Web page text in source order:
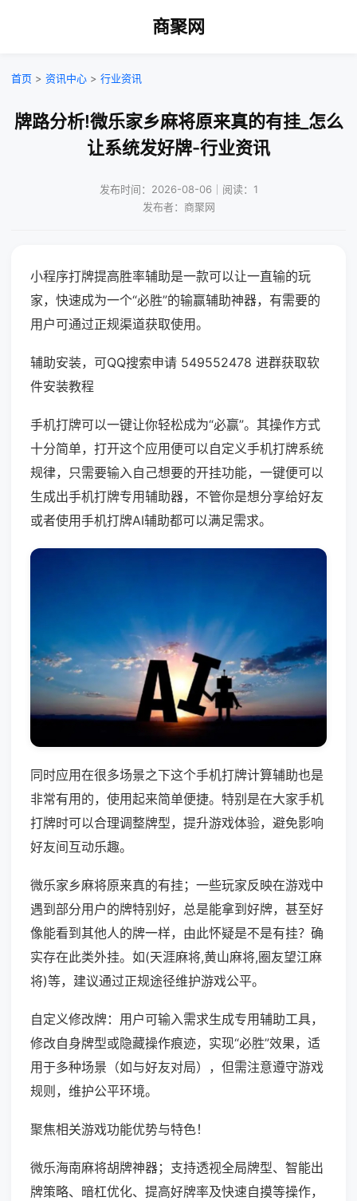
商聚网
首页 > 资讯中心 > 行业资讯
牌路分析!微乐家乡麻将原来真的有挂_怎么
让系统发好牌-行业资讯
发布时间：2026-08-06｜阅读：1
发布者：商聚网
小程序打牌提高胜率辅助是一款可以让一直输的玩
家，快速成为一个“必胜”的输赢辅助神器，有需要的
用户可通过正规渠道获取使用。
辅助安装，可QQ搜索申请 549552478 进群获取软
件安装教程
手机打牌可以一键让你轻松成为“必赢”。其操作方式
十分简单，打开这个应用便可以自定义手机打牌系统
规律，只需要输入自己想要的开挂功能，一键便可以
生成出手机打牌专用辅助器，不管你是想分享给好友
或者使用手机打牌AI辅助都可以满足需求。
同时应用在很多场景之下这个手机打牌计算辅助也是
非常有用的，使用起来简单便捷。特别是在大家手机
打牌时可以合理调整牌型，提升游戏体验，避免影响
好友间互动乐趣。
微乐家乡麻将原来真的有挂；一些玩家反映在游戏中
遇到部分用户的牌特别好，总是能拿到好牌，甚至好
像能看到其他人的牌一样，由此怀疑是不是有挂？确
实存在此类外挂。如(天涯麻将,黄山麻将,圈友望江麻
将)等，建议通过正规途径维护游戏公平。
自定义修改牌：用户可输入需求生成专用辅助工具，
修改自身牌型或隐藏操作痕迹，实现“必胜”效果，适
用于多种场景（如与好友对局），但需注意遵守游戏
规则，维护公平环境。
聚焦相关游戏功能优势与特色！
微乐海南麻将胡牌神器；支持透视全局牌型、智能出
牌策略、暗杠优化、提高好牌率及快速自摸等操作，